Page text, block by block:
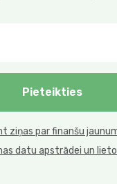
Pieteikties
ziņas par finanšu
datu apstrādei un